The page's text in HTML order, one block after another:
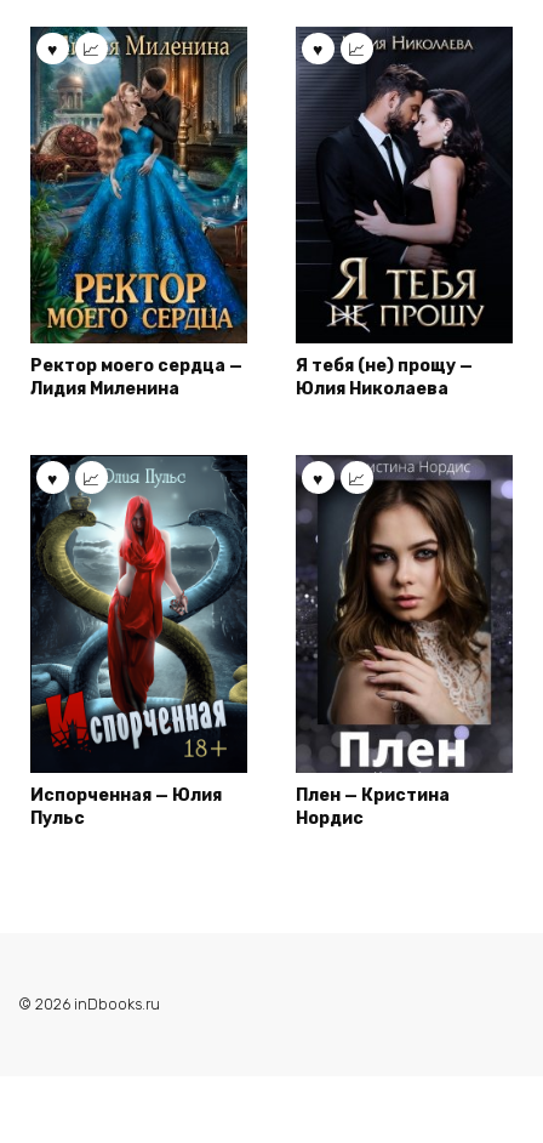
Ректор моего сердца —
Лидия Миленина
Я тебя (не) прощу —
Юлия Николаева
Испорченная — Юлия
Пульс
Плен — Кристина
Нордис
© 2026 inDbooks.ru